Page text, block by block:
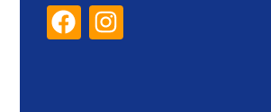
F
a
I
n